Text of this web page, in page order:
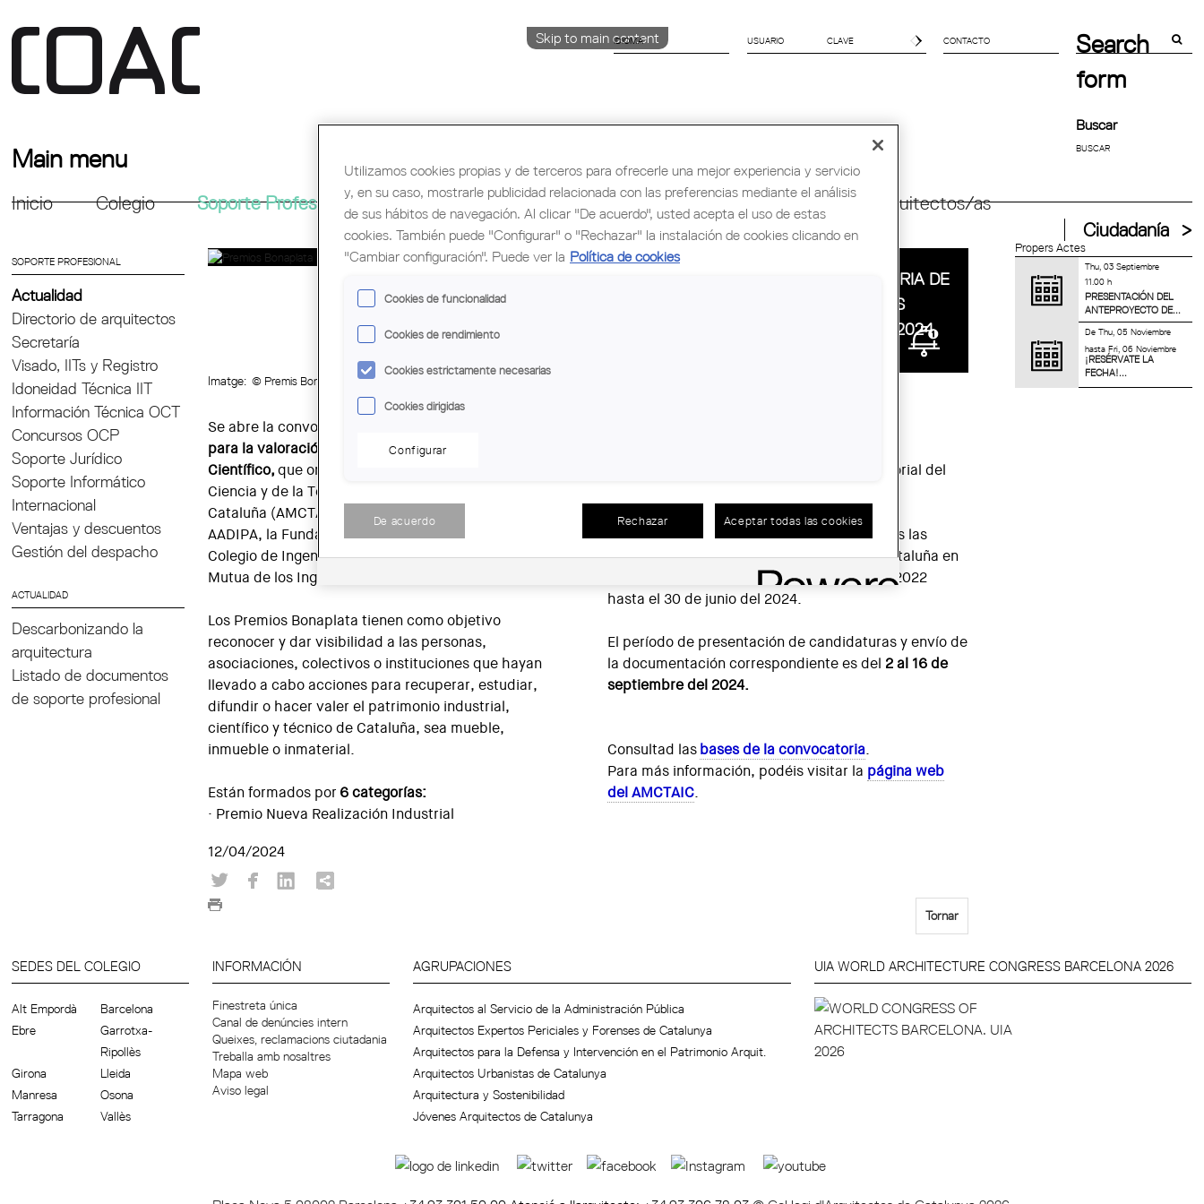
Skip to main content
IDIOMA CONTACTO
Search
form
Buscar
Main menu
Inicio Colegio Soporte Profesional Formación y Ocupación Cultura
Congreso Mundial de Arquitectos/as
Ciudadanía
Propers Actes
Thu, 03 Septiembre
11.00 h
PRESENTACIÓN DEL
ANTEPROYECTO DE...
DeThu, 05 Noviembre
hastaFri, 06 Noviembre
¡RESÉRVATE LA
FECHA!...
SOPORTE PROFESIONAL
Actualidad
Directorio de arquitectos
Secretaría
Visado, IITs y Registro
Idoneidad Técnica IIT
Información Técnica OCT
Concursos OCP
Soporte Jurídico
Soporte Informático
Internacional
Ventajas y descuentos
Gestión del despacho
ACTUALIDAD
Descarbonizando la
arquitectura
Listado de documentos
de soporte profesional
CONVOCATORIA DE
LOS PREMIOS
BONAPLATA 2024
Imatge: © Premis Bonaplata
Se abre la convocatoria de los
para la valoración del Patrimonio Industrial, Técnico y
Científico,que organiza la Asociación del Museo de la
Ciencia y de la Técnica y de Arqueología Industrial de
Cataluña (AMCTAIC) con la colaboración del COAC, la
AADIPA, la Fundación de la Caja de Ingenieros, el
Colegio de Ingenieros Industriales de Cataluña y la
Mutua de los Ingenieros.
Los Premios Bonaplata tienen como objetivo
reconocer y dar visibilidad a las personas,
asociaciones, colectivos o instituciones que hayan
llevado a cabo acciones para recuperar, estudiar,
difundir o hacer valer el patrimonio industrial,
científico y técnico de Cataluña, sea mueble,
inmueble o inmaterial.
Están formados por 6 categorías:
· Premio Nueva Realización Industrial
· Premio Colaboración con el Sistema Territorial del
Se pueden presentar a la convocatoria todas las
actuaciones hechas en Cataluña o sobre Cataluña en
los dos últimos años, desde el 1 de julio del 2022
hasta el 30 de junio del 2024.
El período de presentación de candidaturas y envío de
la documentación correspondiente es del 2 al 16 de
septiembre del 2024.
Consultad lasbases de la convocatoria.
Para más información, podéis visitar la página web
del AMCTAIC.
12/04/2024
Tornar
SEDES DEL COLEGIO
Alt Empordà
Barcelona
Ebre
Garrotxa-
Ripollès
Girona
Lleida
Manresa
Osona
Tarragona
Vallès
INFORMACIÓN
Finestreta única
Canal de denúncies intern
Queixes, reclamacions ciutadania
Treballa amb nosaltres
Mapa web
Aviso legal
AGRUPACIONES
Arquitectos al Servicio de la Administración Pública
Arquitectos Expertos Periciales y Forenses de Catalunya
Arquitectos para la Defensa y Intervención en el Patrimonio Arquit.
Arquitectos Urbanistas de Catalunya
Arquitectura y Sostenibilidad
Jóvenes Arquitectos de Catalunya
UIA WORLD ARCHITECTURE CONGRESS BARCELONA 2026
Utilizamos cookies propias y de terceros para ofrecerle una mejor experiencia y servicio
y, en su caso, mostrarle publicidad relacionada con las preferencias mediante el análisis
de sus hábitos de navegación. Al clicar "De acuerdo", usted acepta el uso de estas
cookies. También puede "Configurar" o "Rechazar" la instalación de cookies clicando en
"Cambiar configuración". Puede ver la Política de cookies
Cookies de funcionalidad
Cookies de rendimiento
Cookies estrictamente necesarias
Cookies dirigidas
Configurar
De acuerdo Rechazar Aceptar todas las cookies